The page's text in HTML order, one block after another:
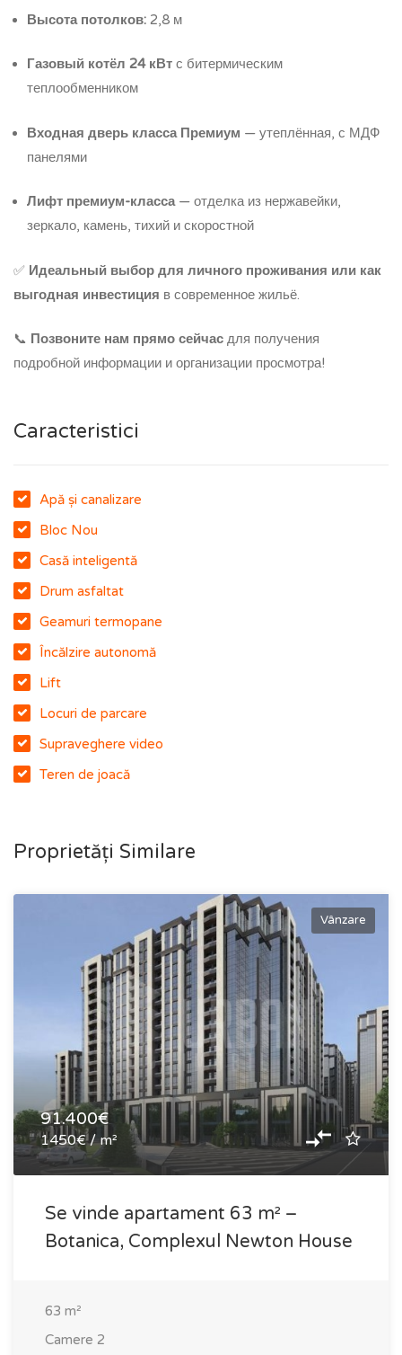
Высота потолков: 2,8 м
Газовый котёл 24 кВт с битермическим
теплообменником
Входная дверь класса Премиум — утеплённая, с МДФ
панелями
Лифт премиум-класса— отделка из нержавейки,
зеркало, камень, тихий и скоростной
✅ Идеальный выбор для личного проживания или как
выгодная инвестиция в современное жильё.
📞 Позвоните нам прямо сейчас для получения
подробной информации и организации просмотра!
Caracteristici
Apă și canalizare
Bloc Nou
Casă inteligentă
Drum asfaltat
Geamuri termopane
Încălzire autonomă
Lift
Locuri de parcare
Supraveghere video
Teren de joacă
Proprietăți Similare
Vânzare
91.400€
1450€ / m²
Se vinde apartament 63 m² –
Botanica, Complexul Newton House
63 m²
Camere 2